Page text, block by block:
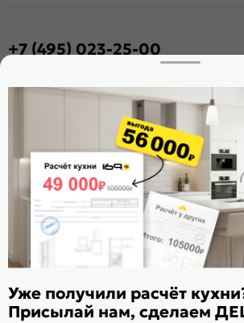
+7 (495) 023-25-00
Стать дилером
Расскажите о нас
Поделиться
Оцените магазин
ИКС 1180
© 2015—2026 Интернет-магазин мебели
Пользовательское соглашение
Уже получили расчёт
Присылай нам, сделаем